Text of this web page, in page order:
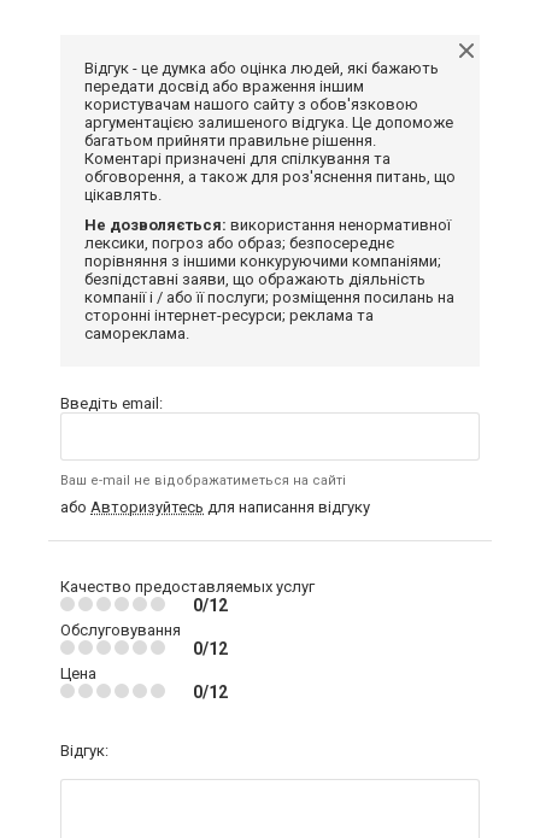
Відгук - це думка або оцінка людей, які бажають
передати досвід або враження іншим
користувачам нашого сайту з обов'язковою
аргументацією залишеного відгука. Це допоможе
багатьом прийняти правильне рішення.
Коментарі призначені для спілкування та
обговорення, а також для роз'яснення питань, що
цікавлять.
Не дозволяється: використання ненормативної
лексики, погроз або образ; безпосереднє
порівняння з іншими конкуруючими компаніями;
безпідставні заяви, що ображають діяльність
компанії і / або її послуги; розміщення посилань на
сторонні інтернет-ресурси; реклама та
самореклама.
Введіть email:
Ваш e-mail не відображатиметься на сайті
або Авторизуйтесь для написання відгуку
Качество предоставляемых услуг
0/12
Обслуговування
0/12
Цена
0/12
Відгук: